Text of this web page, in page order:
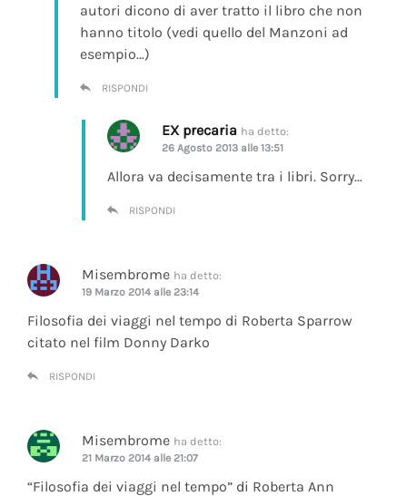
autori dicono di aver tratto il libro che non
hanno titolo (vedi quello del Manzoni ad
esempio…)
RISPONDI
EX precaria ha detto:
26 Agosto 2013 alle 13:51
Allora va decisamente tra i libri. Sorry…
RISPONDI
Misembrome ha detto:
19 Marzo 2014 alle 23:14
Filosofia dei viaggi nel tempo di Roberta Sparrow
citato nel film Donny Darko
RISPONDI
Misembrome ha detto:
21 Marzo 2014 alle 21:07
“Filosofia dei viaggi nel tempo” di Roberta Ann